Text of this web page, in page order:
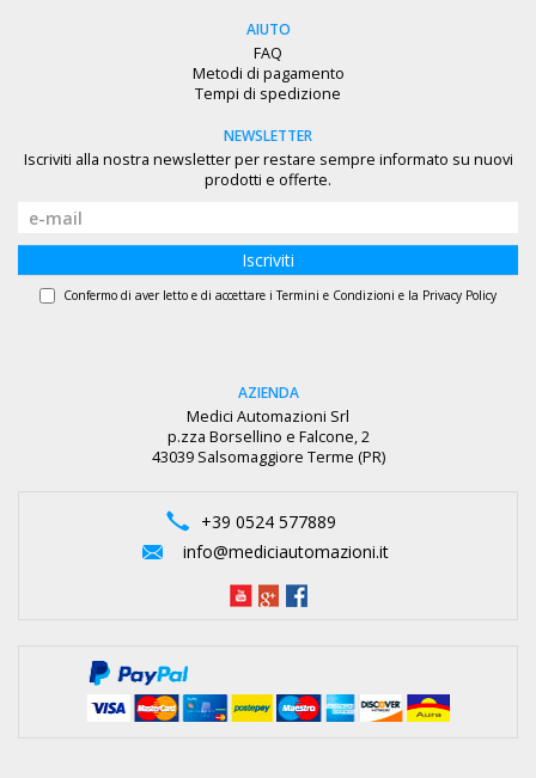
AIUTO
FAQ
Metodi di pagamento
Tempi di spedizione
NEWSLETTER
Iscriviti alla nostra newsletter per restare sempre informato su nuovi
prodotti e offerte.
Iscriviti
Confermo di aver letto e di accettare iTermini e Condizioni e la Privacy Policy
AZIENDA
Medici Automazioni Srl
p.zza Borsellino e Falcone, 2
43039 Salsomaggiore Terme (PR)
+39 0524 577889
info@mediciautomazioni.it